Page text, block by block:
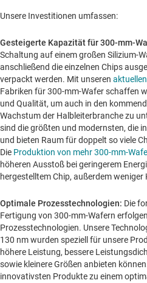
Unsere Investitionen umfassen:
Gesteigerte Kapazität für 300-mm-
Schaltung auf einem großen Silizium-
anschließend die einzelnen Chips
verpackt werden. Mit unseren
Fabriken für 300-mm-Wafer schaffen
und Qualität, um auch in den
Wachstum der Halbleiterbranche zu
sind die größten und modernsten, die
und bieten Raum für doppelt so viele
Die Produktion von mehr 300-mm-
höheren Ausstoß bei geringerem
hergestelltem Chip, außerdem
Optimale Prozesstechnologien: Die
Fertigung von 300-mm-Wafern
Prozesstechnologien. Unsere
130 nm wurden speziell für unsere
höhere Leistung, bessere
sowie kleinere Größen anbieten
innovativsten Produkte zu einem